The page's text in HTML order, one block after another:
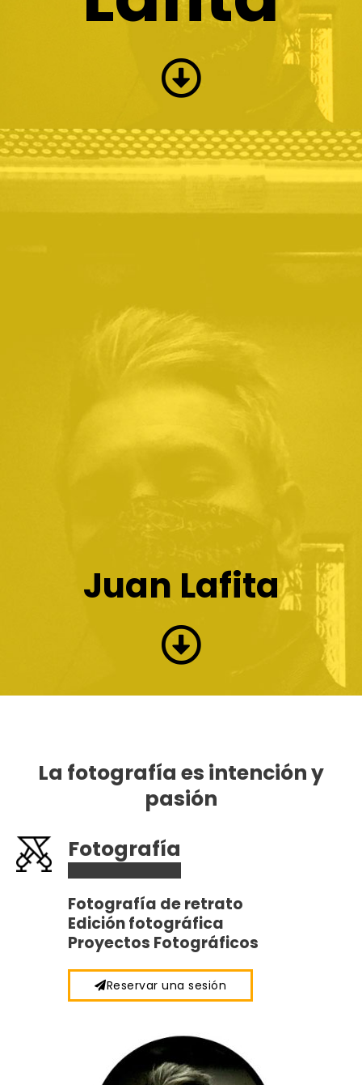
Juan Lafita
La fotografía es intención y
pasión
Fotografía
Fotografía de retrato
Edición fotográfica
Proyectos Fotográficos
Reservar una sesión